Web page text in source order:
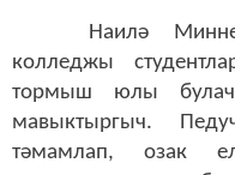
Наилә
колледжы
тормыш юлы
мавыктыргыч.
тәмамлап, озак